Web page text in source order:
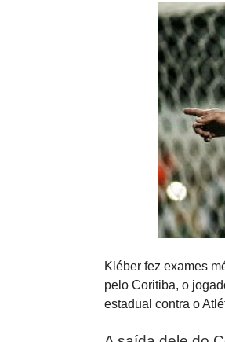
Kléber fez exames
pelo Coritiba, o
estadual contra o